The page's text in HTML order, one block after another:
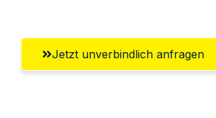
Jetzt unverbindlich anfragen